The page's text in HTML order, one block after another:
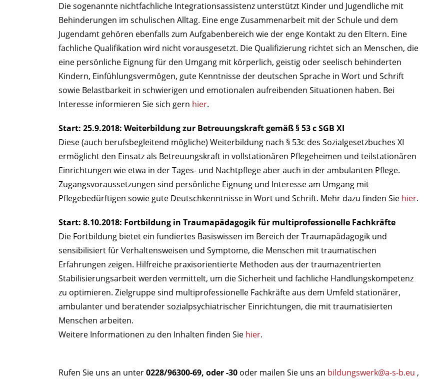
Die sogenannte nichtfachliche Integrationsassistenz unterstützt Kinder und Jugendliche mit
Behinderungen im schulischen Alltag. Eine enge Zusammenarbeit mit der Schule und dem
Jugendamt gehören ebenfalls zum Aufgabenbereich wie der enge Kontakt zu den Eltern. Eine
fachliche Qualifikation wird nicht vorausgesetzt. Die Qualifizierung richtet sich an Menschen, die
eine persönliche Eignung für den Umgang mit körperlich, geistig oder seelisch behinderten
Kindern, Einfühlungsvermögen, gute Kenntnisse der deutschen Sprache in Wort und Schrift
sowie Belastbarkeit in schwierigen und emotionalen aufreibenden Situationen haben. Bei
Interesse informieren Sie sich gern hier.
Start: 25.9.2018: Weiterbildung zur Betreuungskraft gemäß § 53 c SGB XI
Diese (auch berufsbegleitend mögliche) Weiterbildung nach § 53c des Sozialgesetzbuches XI
ermöglicht den Einsatz als Betreuungskraft in vollstationären Pflegeheimen und teilstationären
Einrichtungen wie etwa in der Tages- und Nachtpflege aber auch in der ambulanten Pflege.
Zugangsvoraussetzungen sind persönliche Eignung und Interesse am Umgang mit
Pflegebedürftigen sowie gute Deutschkenntnisse in Wort und Schrift. Mehr dazu finden Sie hier.
Start: 8.10.2018: Fortbildung in Traumapädagogik für multiprofessionelle Fachkräfte
Die Fortbildung bietet ein fundiertes Basiswissen im Bereich der Traumapädagogik und
sensibilisiert für Verhaltensweisen und Symptome, die Menschen mit traumatischen
Erfahrungen zeigen. Hilfreiche praxisorientierte Methoden aus der traumazentrierten
Stabilisierungsarbeit werden vermittelt, um die Sicherheit und fachliche Handlungskompetenz
zu optimieren. Zielgruppe sind multiprofessionelle Fachkräfte aus dem Umfeld stationärer,
ambulanter und beratender sozialpsychiatrischer Einrichtungen, die mit traumatisierten
Menschen arbeiten.
Weitere Informationen zu den Inhalten finden Sie hier.
Rufen Sie uns an unter0228/96300-69, oder -30 oder mailen Sie uns an bildungswerk@a-s-b.eu ,